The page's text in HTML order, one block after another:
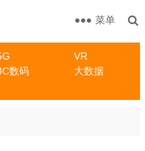
VR
数码
大数据
菜单